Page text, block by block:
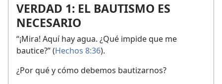
VERDAD 1: EL BAUTISMO ES
NECESARIO
“¡Mira! Aquí hay agua. ¿Qué impide que me
bautice?” (Hechos 8:36).
¿Por qué y cómo debemos bautizarnos?